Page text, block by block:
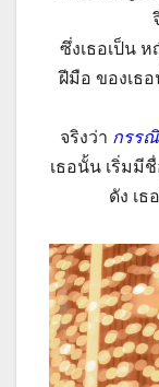
ซึ่งเธอเป็น
ฝีมือ ของเธ
จริงว่า กรร
เธอนั้น เริ่มมี
ดัง เ